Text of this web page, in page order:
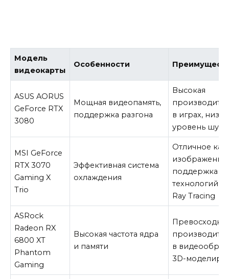
Модель
видеокарты
Особенности
ASUS AORUS
GeForce RTX
3080
Мощная видеопамять,
поддержка разгона
Высокая
в играх,
уровень шума
MSI GeForce
RTX 3070
Gaming X
Trio
Эффективная система
охлаждения
Отличное
изображений,
поддержка
технологий
Ray Tracing
ASRock
Radeon RX
6800 XT
Phantom
Gaming
Высокая частота ядра
и памяти
в
3D-